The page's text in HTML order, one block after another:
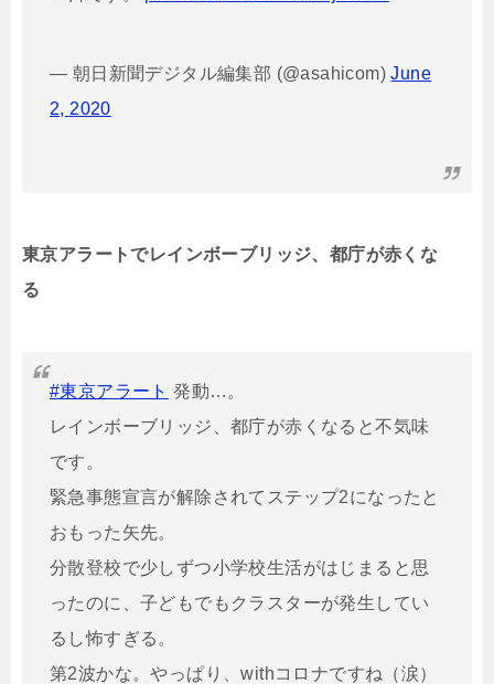
— 朝日新聞デジタル編集部 (@asahicom)June
2, 2020
東京アラートでレインボーブリッジ、都庁が赤くな
る
#東京アラート 発動…。
レインボーブリッジ、都庁が赤くなると不気味
です。
緊急事態宣言が解除されてステップ2になったと
おもった矢先。
分散登校で少しずつ小学校生活がはじまると思
ったのに、子どもでもクラスターが発生してい
るし怖すぎる。
第2波かな。やっぱり、withコロナですね（涙）